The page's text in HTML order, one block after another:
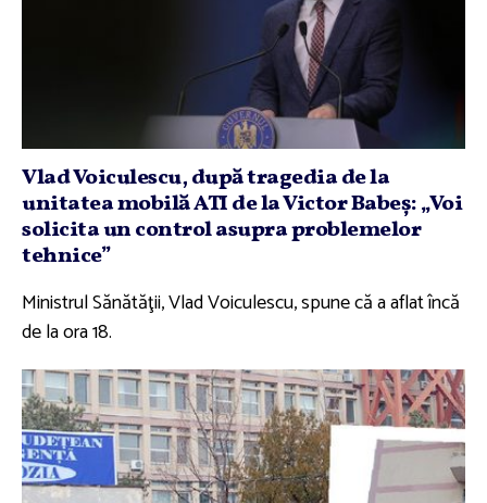
Vlad Voiculescu, după tragedia de la
unitatea mobilă ATI de la Victor Babeş: „Voi
solicita un control asupra problemelor
tehnice”
Ministrul Sănătăţii, Vlad Voiculescu, spune că a aflat încă
de la ora 18.